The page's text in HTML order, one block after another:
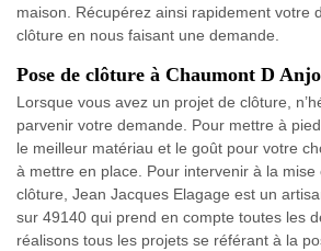
maison. Récupérez ainsi rapidement votre
clôture en nous faisant une demande.
Pose de clôture à Chaumont D
Lorsque vous avez un projet de clôture,
parvenir votre demande. Pour mettre à
le meilleur matériau et le goût pour votre
à mettre en place. Pour intervenir à la mise
clôture, Jean Jacques Elagage est un
sur 49140 qui prend en compte toutes les
réalisons tous les projets se référant à la